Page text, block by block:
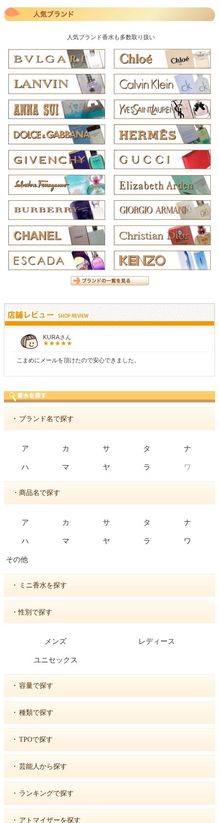
人気ブランド香水も多数取り扱い
KURAさん
こまめにメールを頂けたので安心できました。
・ ブランド名で探す
ア カ サ タ ナ
ハ マ ヤ ラ ワ
・商品名で探す
ア カ サ タ ナ
ハ マ ヤ ラ ワ
その他
・ ミニ香水を探す
・性別で探す
メンズ レディース
ユニセックス
・ 容量で探す
・ 種類で探す
・ TPOで探す
・ 芸能人から探す
・ ランキングで探す
・ アトマイザーを探す